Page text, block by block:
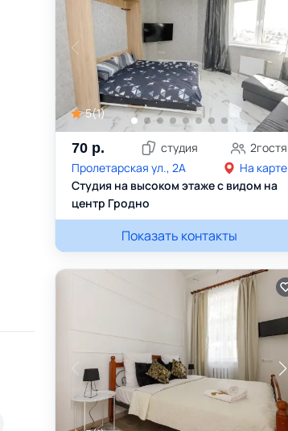
5(1)
70 р. студия 2гостя
Пролетарская ул., 2А
На карте
Студия на высоком этаже с видом на
центр Гродно
+375298888634
Показать контакты